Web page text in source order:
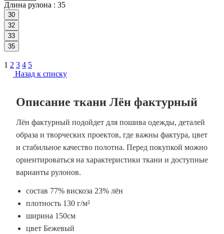
Длина рулона : 35
30
32
33
35
1 2 3 4 5
Назад к списку
Описание ткани Лён фактурный
Лён фактурный подойдет для пошива одежды, деталей
образа и творческих проектов, где важны фактура, цвет
и стабильное качество полотна. Перед покупкой можно
ориентироваться на характеристики ткани и доступные
варианты рулонов.
состав 77% вискоза 23% лён
плотность 130 г/м²
ширина 150см
цвет Бежевый